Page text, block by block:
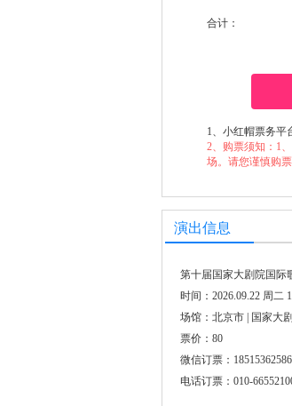
合计：
1、小红帽票务平
2、购票须知：1
场。请您谨慎购
演出信息
第十届国家大剧院国际
时间：2026.09.22 周二
场馆：北京市 | 国家大
票价：80
微信订票：18515362586
电话订票：010-